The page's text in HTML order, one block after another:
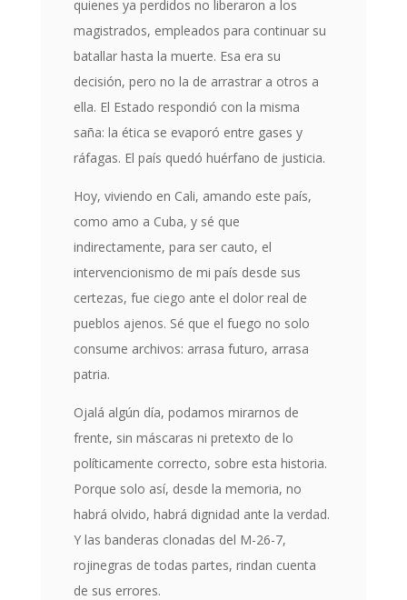
quienes ya perdidos no liberaron a los
magistrados, empleados para continuar su
batallar hasta la muerte. Esa era su
decisión, pero no la de arrastrar a otros a
ella. El Estado respondió con la misma
saña: la ética se evaporó entre gases y
ráfagas. El país quedó huérfano de justicia.
Hoy, viviendo en Cali, amando este país,
como amo a Cuba, y sé que
indirectamente, para ser cauto, el
intervencionismo de mi país desde sus
certezas, fue ciego ante el dolor real de
pueblos ajenos. Sé que el fuego no solo
consume archivos: arrasa futuro, arrasa
patria.
Ojalá algún día, podamos mirarnos de
frente, sin máscaras ni pretexto de lo
políticamente correcto, sobre esta historia.
Porque solo así, desde la memoria, no
habrá olvido, habrá dignidad ante la verdad.
Y las banderas clonadas del M-26-7,
rojinegras de todas partes, rindan cuenta
de sus errores.